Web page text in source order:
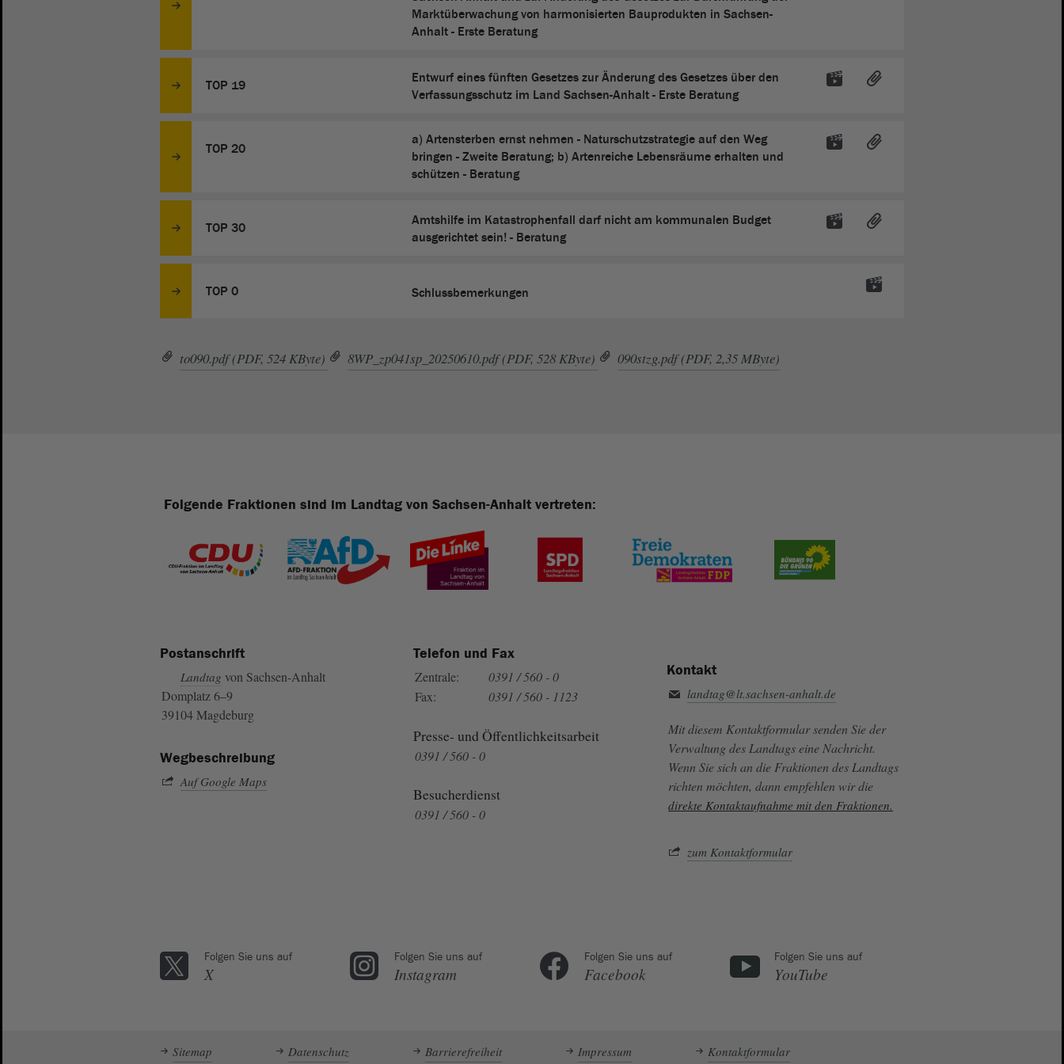
Marktüberwachung von harmonisierten Bauprodukten in Sachsen-
Anhalt - Erste Beratung
TOP 19
Entwurf eines fünften Gesetzes zur Änderung des Gesetzes über den
Verfassungsschutz im Land Sachsen-Anhalt - Erste Beratung
TOP 20
a) Artensterben ernst nehmen - Naturschutzstrategie auf den Weg
bringen - Zweite Beratung; b) Artenreiche Lebensräume erhalten und
schützen - Beratung
TOP 30
Amtshilfe im Katastrophenfall darf nicht am kommunalen Budget
ausgerichtet sein! - Beratung
TOP 0 Schlussbemerkungen
to090.pdf (PDF, 524 KByte) 8WP_zp041sp_20250610.pdf (PDF, 528 KByte) 090stzg.pdf (PDF, 2,35 MByte)
Folgende Fraktionen sind im Landtag von Sachsen-Anhalt vertreten:
Postanschrift
Landtag von Sachsen-Anhalt
Domplatz 6–9
39104 Magdeburg
Wegbeschreibung
Auf Google Maps
Telefon und Fax
Zentrale:
0391 / 560 - 0
Fax:
0391 / 560 - 1123
Presse- und Öffentlichkeitsarbeit
0391 / 560 - 0
Besucherdienst
0391 / 560 - 0
Kontakt
landtag@lt.sachsen-anhalt.de
Mit diesem Kontaktformular senden Sie der
Verwaltung des Landtags eine Nachricht.
Wenn Sie sich an die Fraktionen des Landtags
richten möchten, dann empfehlen wir die
direkte Kontaktaufnahme mit den Fraktionen.
zum Kontaktformular
Folgen Sie uns auf
X
Folgen Sie uns auf
Instagram
Folgen Sie uns auf
Facebook
Folgen Sie uns auf
YouTube
Sitemap Datenschutz Barrierefreiheit Impressum Kontaktformular